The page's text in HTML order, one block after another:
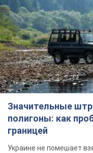
Значительные
полигоны: как
границей
Украине не помешает